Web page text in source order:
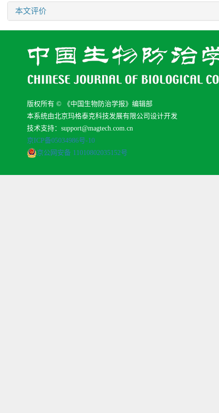
本文评价
版权所有 © 《中国生物防治学报》编辑部
本系统由北京玛格泰克科技发展有限公司设计开发
技术支持：support@magtech.com.cn
京ICP备05034986号-10
京公网安备 11010802035152号